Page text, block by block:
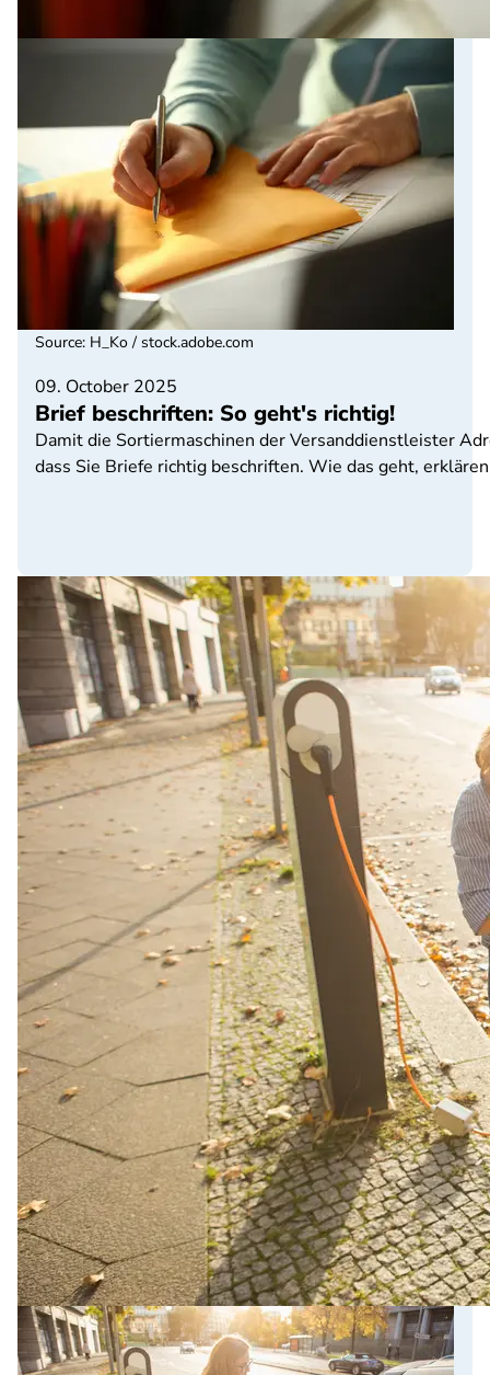
09. October 2025
Brief beschriften: So geht's richtig!
Damit die Sortiermaschinen der Versanddienstleister
dass Sie Briefe richtig beschriften. Wie das geht,
Source: H_Ko / stock.adobe.com